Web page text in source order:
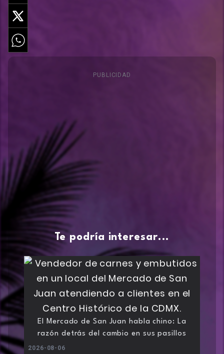
PUBLICIDAD
Te podría interesar...
El Mercado de San Juan habla chino: La
razón detrás del cambio en sus pasillos
2026-08-06